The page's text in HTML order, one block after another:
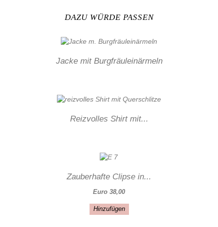
DAZU WÜRDE PASSEN
Jacke mit Burgfräuleinärmeln
Reizvolles Shirt mit...
Zauberhafte Clipse in...
Euro 38,00
Hinzufügen